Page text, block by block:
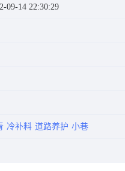
09-14 22:30:29
冷补料 道路养护 小巷